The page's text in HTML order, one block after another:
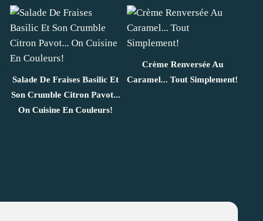
Salade De Fraises Basilic Et
Son Crumble Citron Pavot...
On Cuisine En Couleurs!
Crème Renversée Au
Caramel... Tout Simplement!